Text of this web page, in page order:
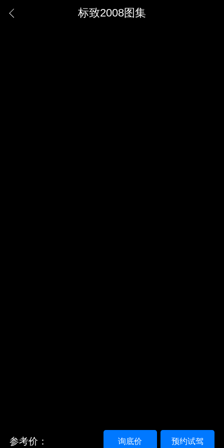
标致2008图集
参考价： 预约试驾
询底价